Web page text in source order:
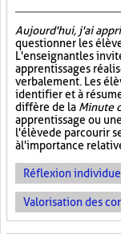
Aujourd'hui, j'ai
questionner les
L'enseignant les
apprentissages
verbalement. Les
identifier et à
diffère de la Minute
apprentissage ou
l'élève de parcourir
à l'importance
Réflexion
Valorisation des